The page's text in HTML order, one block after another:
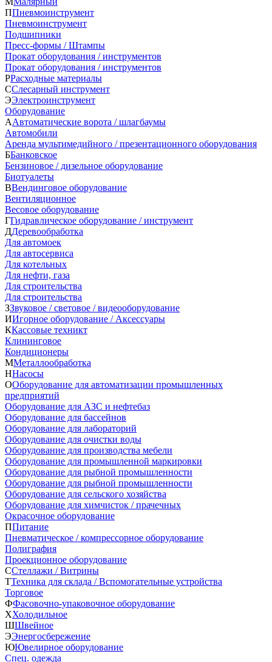
ППневмоинструмент
Пневмоинструмент
Подшипники
Пресс-формы / Штампы
Прокат оборудования / инструментов
Прокат оборудования / инструментов
РРасходные материалы
ССлесарный инструмент
ЭЭлектроинструмент
Оборудование
ААвтоматические ворота / шлагбаумы
Автомобили
Аренда мультимедийного / презентационного оборудования
ББанковское
Бензиновое / дизельное оборудование
Биотуалеты
ВВендинговое оборудование
Вентиляционное
Весовое оборудование
ГГидравлическое оборудование / инструмент
ДДеревообработка
Для автомоек
Для автосервиса
Для котельных
Для нефти, газа
Для строительства
Для строительства
ЗЗвуковое / световое / видеооборудование
ИИгорное оборудование / Аксессуары
ККассовые техникт
Клининговое
Кондиционеры
ММеталлообработка
ННасосы
ООборудование для автоматизации промышленных
предприятий
Оборудование для АЗС и нефтебаз
Оборудование для бассейнов
Оборудование для лабораторий
Оборудование для очистки воды
Оборудование для производства мебели
Оборудование для промышленной маркировки
Оборудование для рыбной промышленности
Оборудование для рыбной промышленности
Оборудование для сельского хозяйства
Оборудование для химчисток / прачечных
Окрасочное оборудование
ППитание
Пневматическое / компрессорное оборудование
Полиграфия
Проекционное оборудование
ССтеллажи / Витрины
ТТехника для склада / Вспомогательные устройства
Торговое
ФФасовочно-упаковочное оборудование
ХХолодильное
ШШвейное
ЭЭнергосбережение
ЮЮвелирное оборудование
Спец. одежда